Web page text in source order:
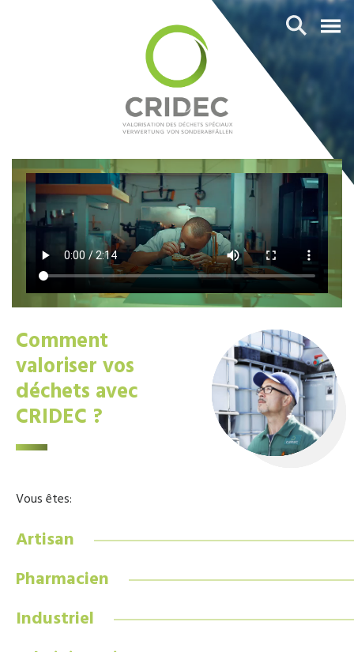
Comment
valoriser vos
déchets avec
CRIDEC ?
Vous êtes:
Artisan
Pharmacien
Industriel